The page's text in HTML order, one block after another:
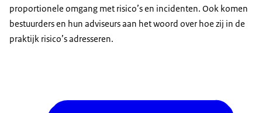
proportionele omgang met risico’s en incidenten. Ook komen
bestuurders en hun adviseurs aan het woord over hoe zij in de
praktijk risico’s adresseren.